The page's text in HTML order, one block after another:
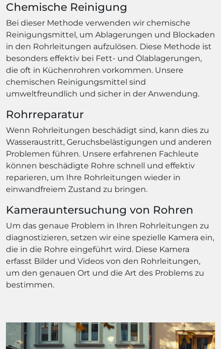
Chemische Reinigung
Bei dieser Methode verwenden wir chemische
Reinigungsmittel, um Ablagerungen und Blockaden
in den Rohrleitungen aufzulösen. Diese Methode ist
besonders effektiv bei Fett- und Ölablagerungen,
die oft in Küchenrohren vorkommen. Unsere
chemischen Reinigungsmittel sind
umweltfreundlich und sicher in der Anwendung.
Rohrreparatur
Wenn Rohrleitungen beschädigt sind, kann dies zu
Wasseraustritt, Geruchsbelästigungen und anderen
Problemen führen. Unsere erfahrenen Fachleute
können beschädigte Rohre schnell und effektiv
reparieren, um Ihre Rohrleitungen wieder in
einwandfreiem Zustand zu bringen.
Kamerauntersuchung von Rohren
Um das genaue Problem in Ihren Rohrleitungen zu
diagnostizieren, setzen wir eine spezielle Kamera ein,
die in die Rohre eingeführt wird. Diese Kamera
erfasst Bilder und Videos von den Rohrleitungen,
um den genauen Ort und die Art des Problems zu
bestimmen.